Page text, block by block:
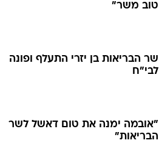
טוב משר"
שר הבריאות בן יזרי התעלף ופונה
לבי"ח
"אובמה ימנה את טום דאשל לשר
הבריאות"